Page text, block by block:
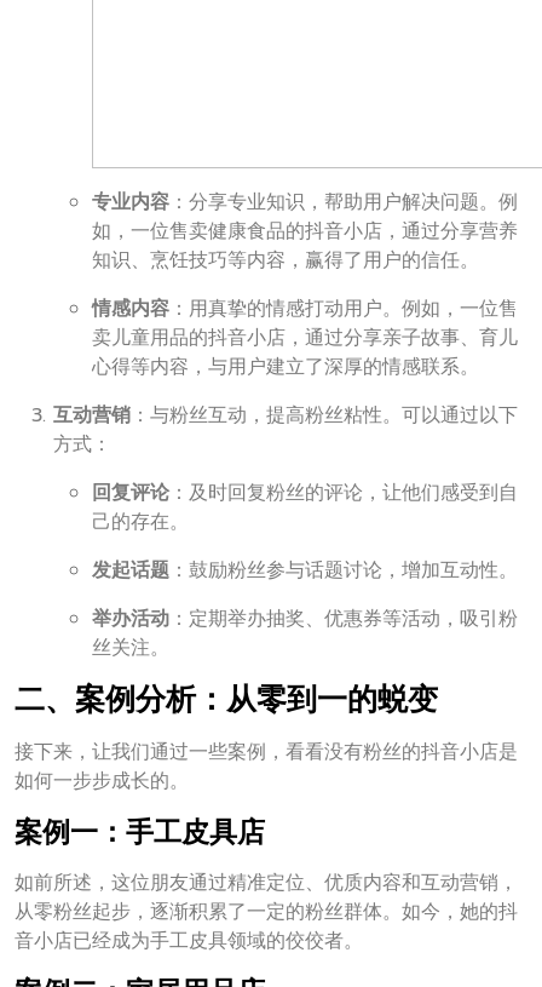
专业内容 ：分享专业知识，帮助用户解决问题。例
如，一位售卖健康食品的抖音小店，通过分享营养
知识、烹饪技巧等内容，赢得了用户的信任。
情感内容 ：用真挚的情感打动用户。例如，一位售
卖儿童用品的抖音小店，通过分享亲子故事、育儿
心得等内容，与用户建立了深厚的情感联系。
互动营销 ：与粉丝互动，提高粉丝粘性。可以通过以下
方式：
回复评论 ：及时回复粉丝的评论，让他们感受到自
己的存在。
发起话题 ：鼓励粉丝参与话题讨论，增加互动性。
举办活动 ：定期举办抽奖、优惠券等活动，吸引粉
丝关注。
二、案例分析：从零到一的蜕变
接下来，让我们通过一些案例，看看没有粉丝的抖音小店是
如何一步步成长的。
案例一：手工皮具店
如前所述，这位朋友通过精准定位、优质内容和互动营销，
从零粉丝起步，逐渐积累了一定的粉丝群体。如今，她的抖
音小店已经成为手工皮具领域的佼佼者。